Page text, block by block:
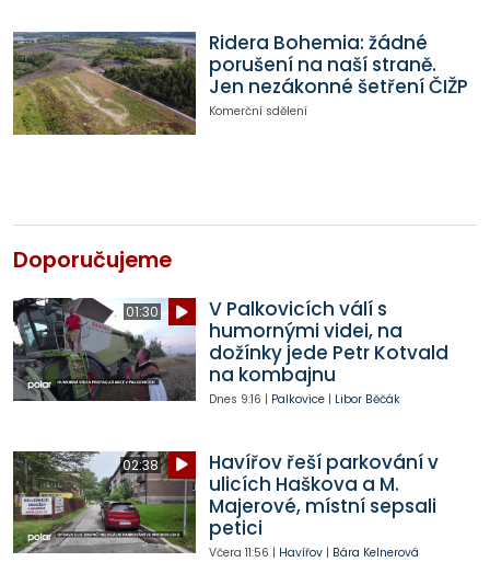
Ridera Bohemia: žádné
porušení na naší straně.
Jen nezákonné šetření ČIŽP
Komerční sdělení
Doporučujeme
01:30
V Palkovicích válí s
humornými videi, na
dožínky jede Petr Kotvald
na kombajnu
Dnes 9:16 | Palkovice| Libor Běčák
02:38
Havířov řeší parkování v
ulicích Haškova a M.
Majerové, místní sepsali
petici
Včera 11:56 | Havířov| Bára Kelnerová